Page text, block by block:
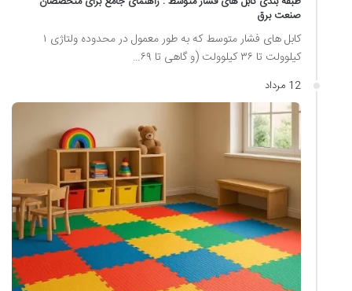
صنعت برق
کابل های فشار متوسط که به طور معمول در محدوده ولتاژی ۱
کیلوولت تا ۳۶ کیلوولت (و گاهی تا ۶۹…
12 مرداد